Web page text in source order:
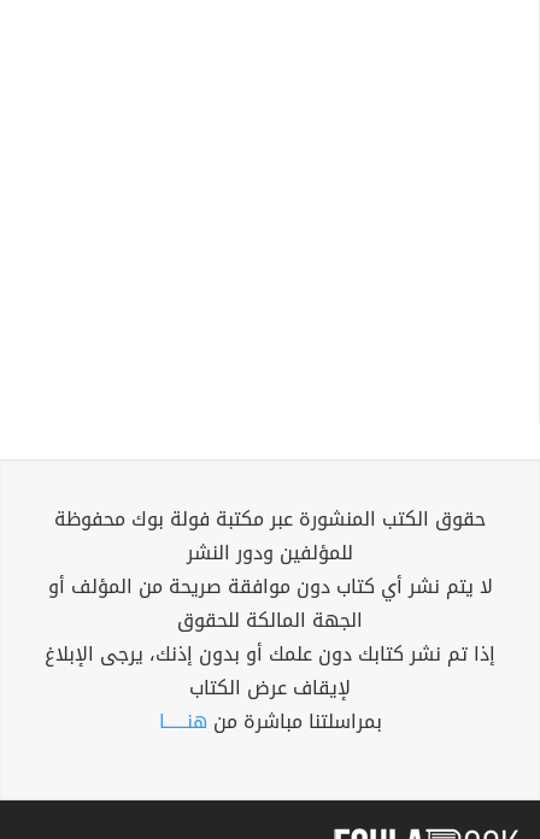
حقوق الكتب المنشورة عبر مكتبة فولة بوك محفوظة
للمؤلفين ودور النشر
لا يتم نشر أي كتاب دون موافقة صريحة من المؤلف أو
الجهة المالكة للحقوق
إذا تم نشر كتابك دون علمك أو بدون إذنك، يرجى الإبلاغ
لإيقاف عرض الكتاب
بمراسلتنا مباشرة من هنــــــا